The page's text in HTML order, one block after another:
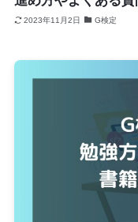
2023年11月2日 G検定